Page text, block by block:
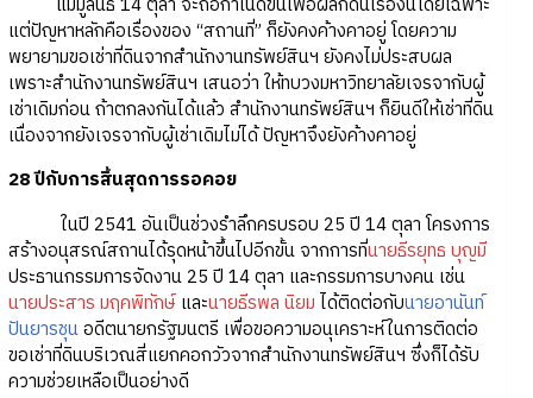
แต่ปัญหาหลักคือเรื่องของ “สถานที่” ก็ยังคงค้างคาอยู่ โดยความ
พยายามขอเช่าที่ดินจากสำนักงานทรัพย์สินฯ ยังคงไม่ประสบผล
เพราะสำนักงานทรัพย์สินฯ เสนอว่า ให้ทบวงมหาวิทยาลัยเจรจากับผู้
เช่าเดิมก่อน ถ้าตกลงกันได้แล้ว สำนักงานทรัพย์สินฯ ก็ยินดีให้เช่าที่ดิน
เนื่องจากยังเจรจากับผู้เช่าเดิมไม่ได้ ปัญหาจึงยังค้างคาอยู่
28 ปีกับการสิ้นสุดการรอคอย
ในปี 2541 อันเป็นช่วงรำลึกครบรอบ 25 ปี 14 ตุลา โครงการ
สร้างอนุสรณ์สถานได้รุดหน้าขึ้นไปอีกขั้น จากการที่นายธีรยุทธ บุญมี
ประธานกรรมการจัดงาน 25 ปี 14 ตุลา และกรรมการบางคน เช่น
นายประสาร มฤคพิทักษ์และนายธีรพล นิยม ได้ติดต่อกับนายอานันท์
ปันยารชุนอดีตนายกรัฐมนตรี เพื่อขอความอนุเคราะห์ในการติดต่อ
ขอเช่าที่ดินบริเวณสี่แยกคอกวัวจากสำนักงานทรัพย์สินฯ ซึ่งก็ได้รับ
ความช่วยเหลือเป็นอย่างดี